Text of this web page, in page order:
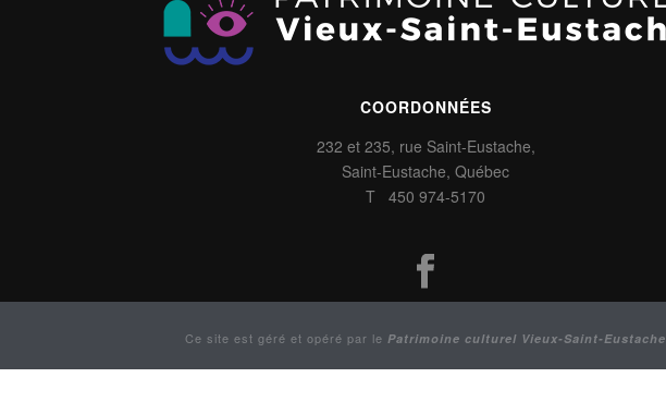
COORDONNÉES
232 et 235, rue Saint-Eustache,
Saint-Eustache, Québec
T 450 974-5170
Ce site est géré et opéré par le Patrimoine culturel Vieux-Saint-Eustache